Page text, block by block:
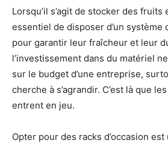
Lorsqu’il s’agit de stocker des
essentiel de disposer d’un système
pour garantir leur fraîcheur et leur
l’investissement dans du matériel
sur le budget d’une entreprise,
cherche à s’agrandir. C’est là que les
entrent en jeu.
Opter pour des racks d’occasion